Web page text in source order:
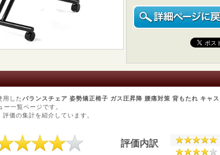
用したバランスチェア 姿勢矯正椅子 ガス圧昇降 腰痛対策 背もたれ キャ
ー一覧ページです。
価の集計を紹介しています。
評価内訳